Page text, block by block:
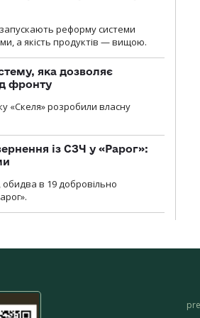
реформу системи
а якість продуктів — вищою.
яка дозволяє
фронту
«Скеля» розробили власну
із СЗЧ у «Рарог»:
обидва в 19 добровільно